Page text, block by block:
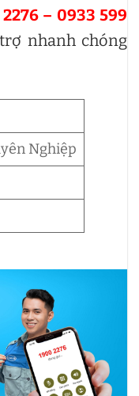
– 0933 599
nhanh chóng
Nghiệp